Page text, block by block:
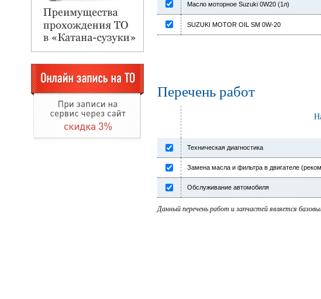
Масло моторное Suzuki 0W20 (1л)
SUZUKI MOTOR OIL SM 0W-20
Перечень работ
Техническая диагностика
Замена масла и фильтра в двигателе
Обслуживание автомобиля
Данный перечень работ и запчастей является